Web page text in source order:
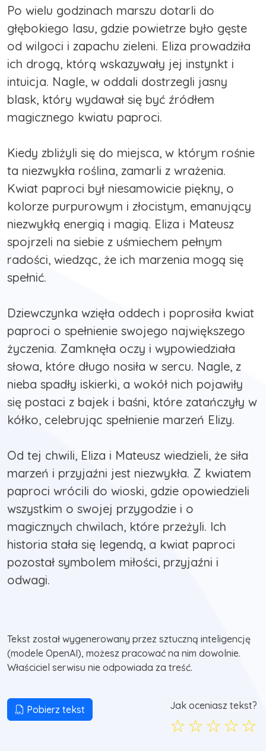
Po wielu godzinach marszu dotarli do
głębokiego lasu, gdzie powietrze było gęste
od wilgoci i zapachu zieleni. Eliza prowadziła
ich drogą, którą wskazywały jej instynkt i
intuicja. Nagle, w oddali dostrzegli jasny
blask, który wydawał się być źródłem
magicznego kwiatu paproci.
Kiedy zbliżyli się do miejsca, w którym rośnie
ta niezwykła roślina, zamarli z wrażenia.
Kwiat paproci był niesamowicie piękny, o
kolorze purpurowym i złocistym, emanujący
niezwykłą energią i magią. Eliza i Mateusz
spojrzeli na siebie z uśmiechem pełnym
radości, wiedząc, że ich marzenia mogą się
spełnić.
Dziewczynka wzięła oddech i poprosiła kwiat
paproci o spełnienie swojego największego
życzenia. Zamknęła oczy i wypowiedziała
słowa, które długo nosiła w sercu. Nagle, z
nieba spadły iskierki, a wokół nich pojawiły
się postaci z bajek i baśni, które zatańczyły w
kółko, celebrując spełnienie marzeń Elizy.
Od tej chwili, Eliza i Mateusz wiedzieli, że siła
marzeń i przyjaźni jest niezwykła. Z kwiatem
paproci wrócili do wioski, gdzie opowiedzieli
wszystkim o swojej przygodzie i o
magicznych chwilach, które przeżyli. Ich
historia stała się legendą, a kwiat paproci
pozostał symbolem miłości, przyjaźni i
odwagi.
Tekst został wygenerowany przez sztuczną inteligencję
(modele OpenAI), możesz pracować na nim dowolnie.
Właściciel serwisu nie odpowiada za treść.
Pobierz tekst Jak oceniasz tekst?
☆
☆
☆
☆
☆